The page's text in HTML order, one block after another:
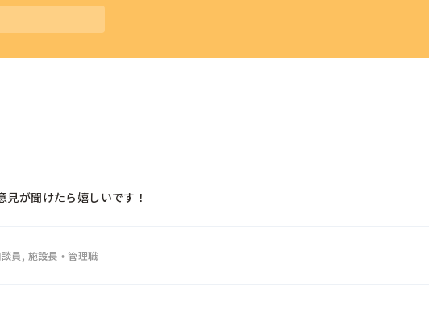
が聞けたら嬉しいです！
員, 施設長・管理職